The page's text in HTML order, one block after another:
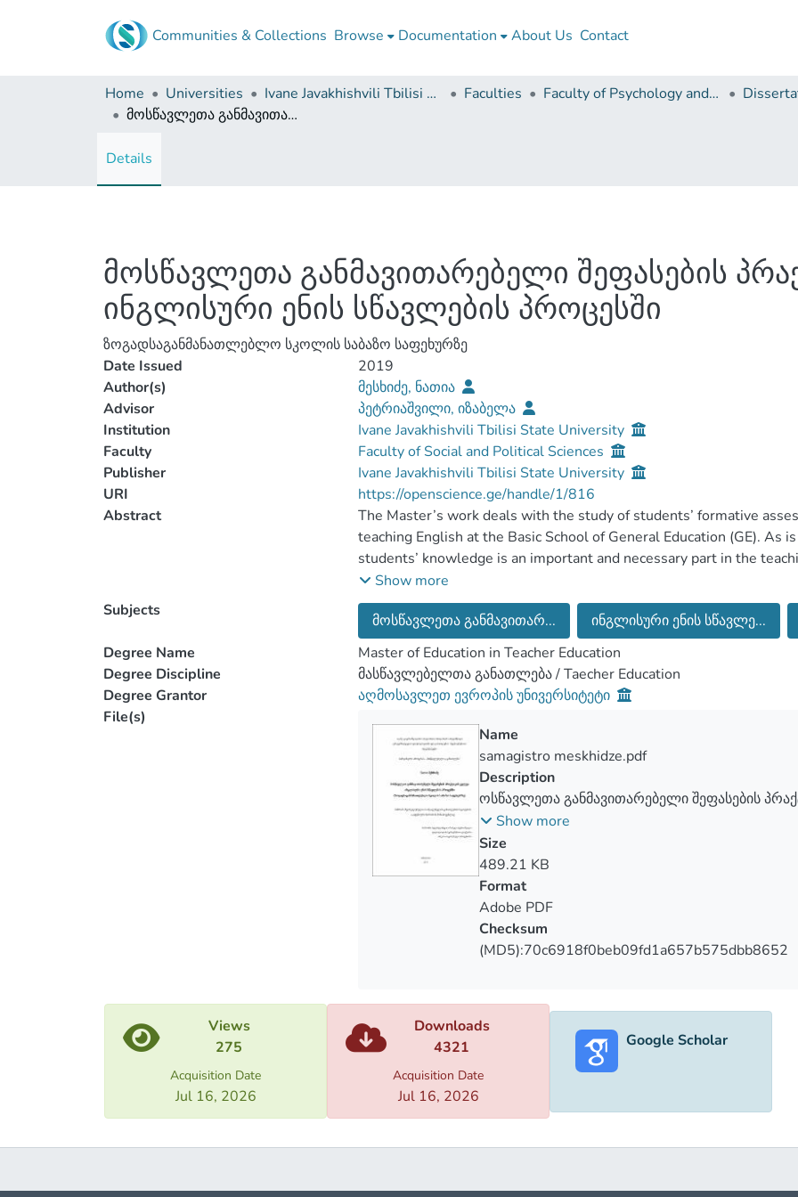
Communities & Collections Browse Documentation About Us Contact
Home Universities Ivane Javakhishvili Tbilisi State University Faculties Faculty of Psychology and Educational Sciences
მოსწავლეთა განმავითარებელი შეფასების პრაქტიკის კვლევა ინგლისური ენის სწავლების პროცესში
Details
მოსწავლეთა განმავითარებელი შეფასების
ინგლისური ენის სწავლების პროცესში
ზოგადსაგანმანათლებლო სკოლის საბაზო საფეხურზე
Date Issued
2019
Author(s)
მესხიძე, ნათია
Advisor
პეტრიაშვილი, იზაბელა
Institution
Ivane Javakhishvili Tbilisi State University
Faculty
Faculty of Social and Political Sciences
Publisher
Ivane Javakhishvili Tbilisi State University
URI
https://openscience.ge/handle/1/816
Abstract
The Master’s work deals with the study of students’ formative
teaching English at the Basic School of General Education (GE). As
students’ knowledge is an important and necessary part in the
assessment contributes to systematize knowledge, to depict the
reveal drawbacks and lagging behind of students and the class, to
responsibility in students. Formative Assessment has a great
crucial role in improving students’ learning outcomes, has
formative assessment helps to improve the degree of education.
formative assessment practices at the basic school of GE.
As from the available materials on this issue, it has become evident
formative assessment practices in teaching English at the basic
conducted in Georgia so far. Hence, this is the novelty of the present
The hypothesis of the research: the formative assessment is not
teaching English.
Show more
Subjects
მოსწავლეთა განმავითარ... ინგლისური ენის სწავლე...
Degree Name
Master of Education in Teacher Education
Degree Discipline
მასწავლებელთა განათლება / Taecher Education
Degree Grantor
აღმოსავლეთ ევროპის უნივერსიტეტი
File(s)
Name
samagistro meskhidze.pdf
Description
ოსწავლეთა განმავითარებელი შეფასების
ენის სწავლების პროცესში
Show more
Size
489.21 KB
Format
Adobe PDF
Checksum
(MD5):70c6918f0beb09fd1a657b575dbb8652
Views
275
Acquisition Date
Jul 16, 2026
Downloads
4321
Acquisition Date
Jul 16, 2026
Google Scholar